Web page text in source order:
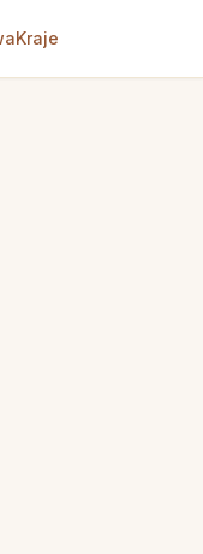
Kraje